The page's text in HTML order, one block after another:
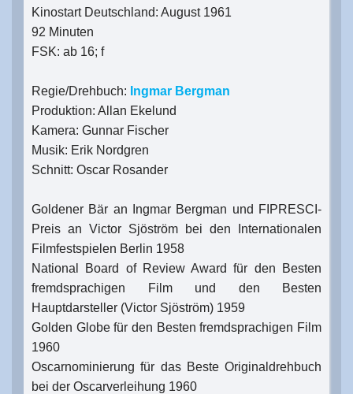
Kinostart Deutschland: August 1961
92 Minuten
FSK: ab 16; f
Regie/Drehbuch: Ingmar Bergman
Produktion: Allan Ekelund
Kamera: Gunnar Fischer
Musik: Erik Nordgren
Schnitt: Oscar Rosander
Goldener Bär an Ingmar Bergman und FIPRESCI-
Preis an Victor Sjöström bei den Internationalen
Filmfestspielen Berlin 1958
National Board of Review Award für den Besten
fremdsprachigen Film und den Besten
Hauptdarsteller (Victor Sjöström) 1959
Golden Globe für den Besten fremdsprachigen Film
1960
Oscarnominierung für das Beste Originaldrehbuch
bei der Oscarverleihung 1960